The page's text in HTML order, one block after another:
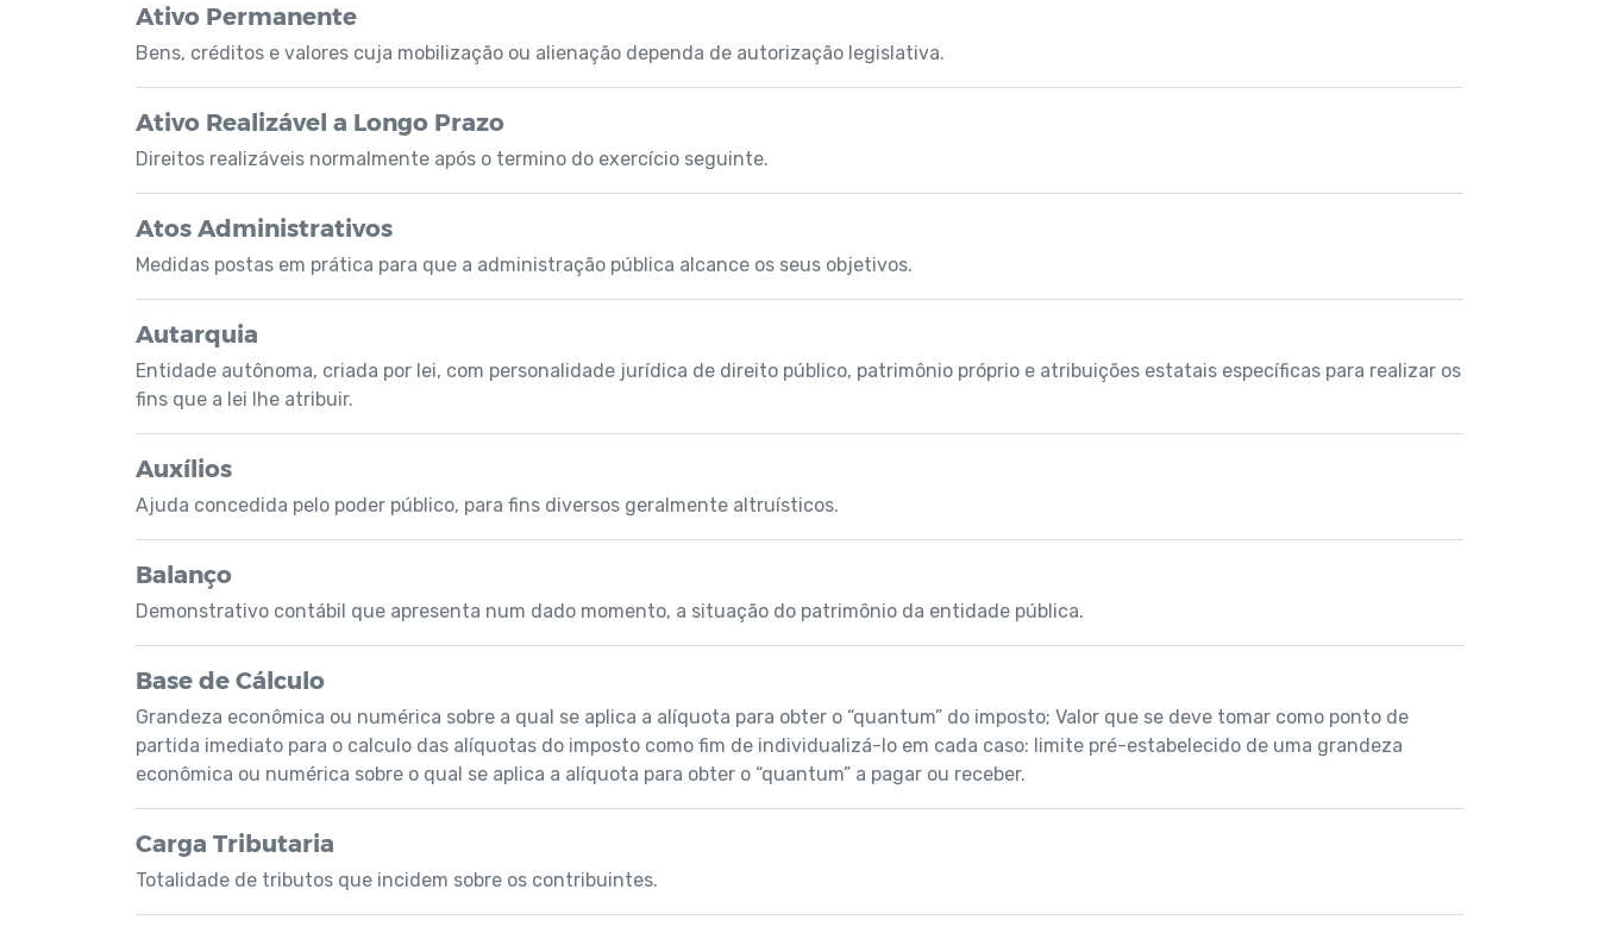
Ativo Permanente
Bens, créditos e valores cuja mobilização ou alienação dependa de autorização legislativa.
Ativo Realizável a Longo Prazo
Direitos realizáveis normalmente após o termino do exercício seguinte.
Atos Administrativos
Medidas postas em prática para que a administração pública alcance os seus objetivos.
Autarquia
Entidade autônoma, criada por lei, com personalidade jurídica de direito público, patrimônio próprio e atribuições estatais específicas para realizar os
fins que a lei lhe atribuir.
Auxílios
Ajuda concedida pelo poder público, para fins diversos geralmente altruísticos.
Balanço
Demonstrativo contábil que apresenta num dado momento, a situação do patrimônio da entidade pública.
Base de Cálculo
Grandeza econômica ou numérica sobre a qual se aplica a alíquota para obter o “quantum” do imposto; Valor que se deve tomar como ponto de
partida imediato para o calculo das alíquotas do imposto como fim de individualizá-lo em cada caso: limite pré-estabelecido de uma grandeza
econômica ou numérica sobre o qual se aplica a alíquota para obter o “quantum” a pagar ou receber.
Carga Tributaria
Totalidade de tributos que incidem sobre os contribuintes.